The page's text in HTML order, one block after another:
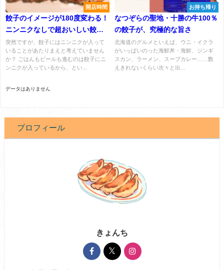
開店時間
餃子のイメージが180度変わる！
ニンニクなしで超おいしい餃子
があるって知ってた？
突然ですが、餃子にはニンニクが入って
いることがあたりまえと考えていません
か？ ごはんもビールも進むのは餃子にニ
ンニクが入っているから、とい...
お持ち帰り
なつぞらの聖地・十勝の牛100％
の餃子が、究極的な旨さ
北海道のグルメといえば、ウニ・イクラ
がいっぱいのった海鮮丼・海鮮、ジンギ
スカン、ラーメン、スープカレー……数
えきれないくらい次々と出...
データはありません
プロフィール
きょんち